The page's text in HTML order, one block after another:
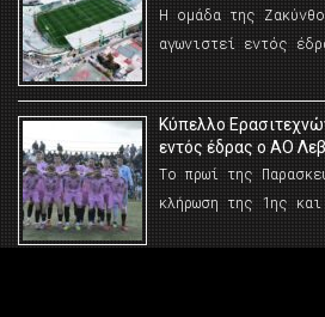
Η ομάδα της
αγωνιστεί εντός
Κύπελλο
εντός έδρας ο ΑΟ
Το πρωί της
κλήρωση της 1ης και